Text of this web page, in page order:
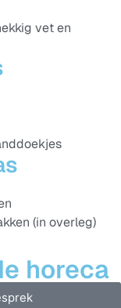
vet en
(in overleg)
horeca